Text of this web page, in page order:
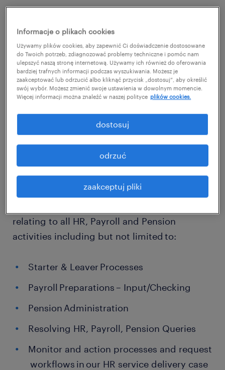
For our client, a dynamically growing SSC, we
are looking for a People Operations
Specialist to support the HR team.
English, and Polish, and you can pride
law, apply and let us get to know you!
relating to all HR, Payroll and Pension
activities including but not limited to:
Starter & Leaver Processes
Payroll Preparations – Input/Checking
Pension Administration
Resolving HR, Payroll, Pension Queries
Monitor and action processes and request
workflows in our HR service delivery case
Informacje o plikach cookies
Używamy plików cookies, aby zapewnić Ci doświadczenie dostosowane
do Twoich potrzeb, zdiagnozować problemy techniczne i pomóc nam
ulepszyć naszą stronę internetową. Używamy ich również do oferowania
bardziej trafnych informacji podczas wyszukiwania. Możesz je
zaakceptować lub odrzucić albo kliknąć przycisk „dostosuj”, aby określić
swój wybór. Możesz zmienić swoje ustawienia w dowolnym momencie.
Więcej informacji można znaleźć w naszej polityce plików cookies.
zaakceptuj pliki
odrzuć
dostosuj